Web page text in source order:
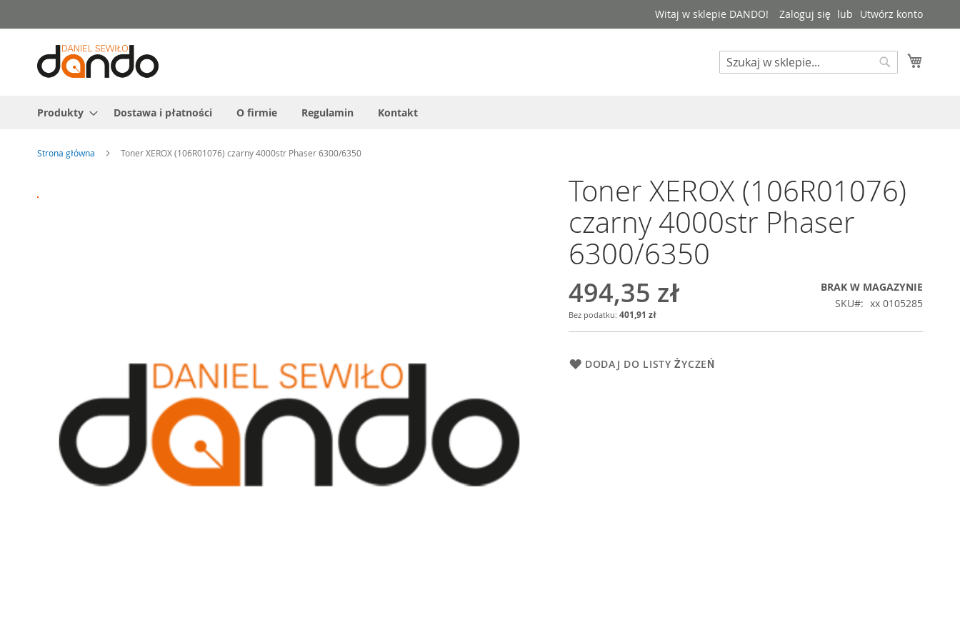
do
treści
Witaj w sklepie DANDO! Zaloguj się Utwórz konto
Search
Produkty Dostawa i płatności O firmie Regulamin Kontakt
Strona główna Toner XEROX (106R01076) czarny 4000str Phaser 6300/6350
na
Toner XEROX (106R01076)
czarny 4000str Phaser
6300/6350
494,35 zł
401,91 zł
BRAK W MAGAZYNIE
SKU
xx 0105285
DODAJ DO LISTY ŻYCZEŃ